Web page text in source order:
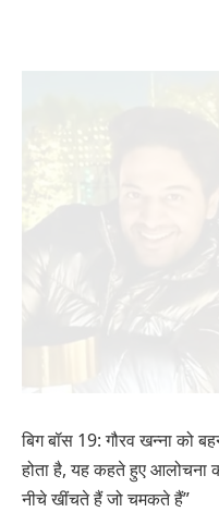
बिग बॉस 19: गौरव खन्ना को
होता है, यह कहते हुए आलोचना
नीचे खींचते हैं जो चमकते हैं”